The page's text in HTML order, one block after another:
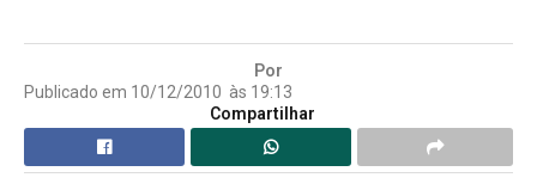
Por
Publicado em 10/12/2010 às 19:13
Compartilhar